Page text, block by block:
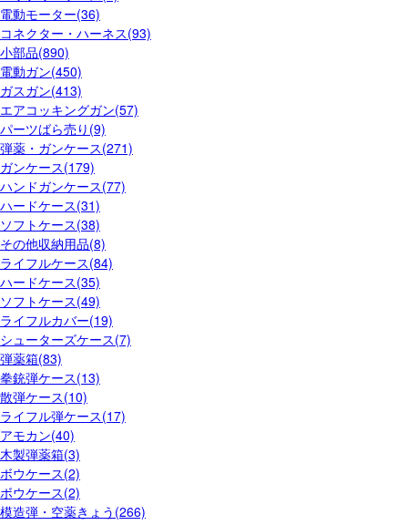
電動モーター(36)
コネクター・ハーネス(93)
小部品(890)
電動ガン(450)
ガスガン(413)
エアコッキングガン(57)
パーツばら売り(9)
弾薬・ガンケース(271)
ガンケース(179)
ハンドガンケース(77)
ハードケース(31)
ソフトケース(38)
その他収納用品(8)
ライフルケース(84)
ハードケース(35)
ソフトケース(49)
ライフルカバー(19)
シューターズケース(7)
弾薬箱(83)
拳銃弾ケース(13)
散弾ケース(10)
ライフル弾ケース(17)
アモカン(40)
木製弾薬箱(3)
ボウケース(2)
ボウケース(2)
模造弾・空薬きょう(266)